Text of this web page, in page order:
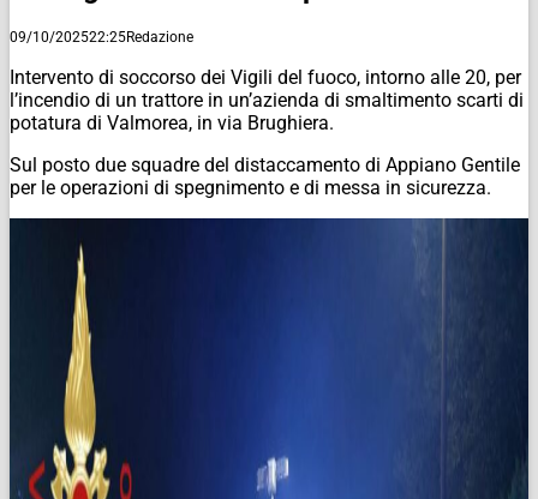
09/10/202522:25Redazione
Intervento di soccorso dei Vigili del fuoco, intorno alle 20, per
l’incendio di un trattore in un’azienda di smaltimento scarti di
potatura di Valmorea, in via Brughiera.
Sul posto due squadre del distaccamento di Appiano Gentile
per le operazioni di spegnimento e di messa in sicurezza.